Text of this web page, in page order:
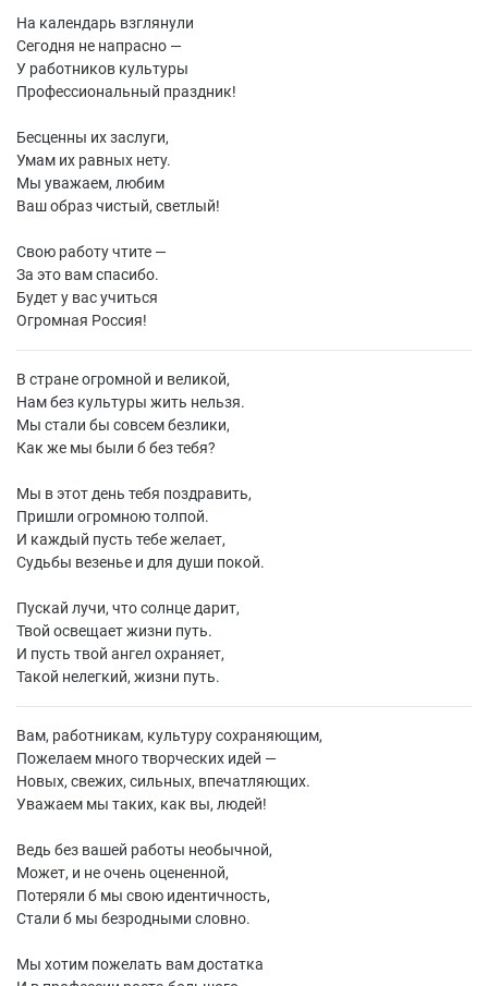
На календарь взглянули
Сегодня не напрасно —
У работников культуры
Профессиональный праздник!
Бесценны их заслуги,
Умам их равных нету.
Мы уважаем, любим
Ваш образ чистый, светлый!
Свою работу чтите —
За это вам спасибо.
Будет у вас учиться
Огромная Россия!
В стране огромной и великой,
Нам без культуры жить нельзя.
Мы стали бы совсем безлики,
Как же мы были б без тебя?
Мы в этот день тебя поздравить,
Пришли огромною толпой.
И каждый пусть тебе желает,
Судьбы везенье и для души покой.
Пускай лучи, что солнце дарит,
Твой освещает жизни путь.
И пусть твой ангел охраняет,
Такой нелегкий, жизни путь.
Вам, работникам, культуру сохраняющим,
Пожелаем много творческих идей —
Новых, свежих, сильных, впечатляющих.
Уважаем мы таких, как вы, людей!
Ведь без вашей работы необычной,
Может, и не очень оцененной,
Потеряли б мы свою идентичность,
Стали б мы безродными словно.
Мы хотим пожелать вам достатка